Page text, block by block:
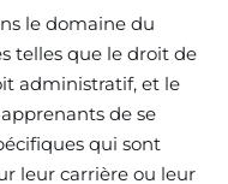
le domaine du
telles que le droit de
administratif, et le
de se
qui sont
leur carrière ou leur